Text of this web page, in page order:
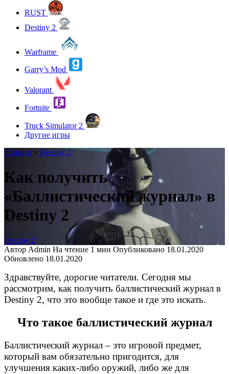
RUST
Destiny 2
Warframe
Garry’s Mod
Valorant
Fortnite
Truck Simulator 2
Другие игры
Главная » Destiny 2
Как получить
«Баллистический журнал» в
Destiny 2
Destiny 2
Автор Admin На чтение 1 мин Опубликовано 18.01.2020
Обновлено 18.01.2020
Здравствуйте, дорогие читатели. Сегодня мы
рассмотрим, как получить баллистический журнал в
Destiny 2, что это вообще такое и где это искать.
Что такое баллистический журнал
Баллистический журнал – это игровой предмет,
который вам обязательно пригодится, для
улучшения каких-либо оружий, либо же для